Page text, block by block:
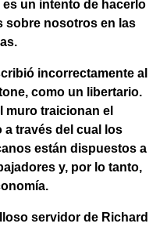
un intento de hacerlo
sobre nosotros en las
incorrectamente al
como un libertario.
muro traicionan el
través del cual los
están dispuestos a
y, por lo tanto,
servidor de Richard